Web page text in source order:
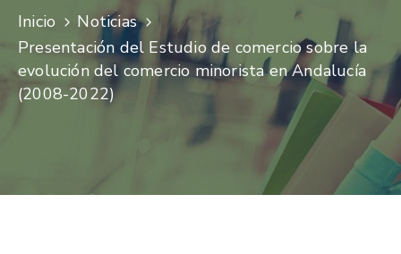
Inicio
Noticias
Presentación del Estudio de comercio sobre la
evolución del comercio minorista en Andalucía
(2008-2022)